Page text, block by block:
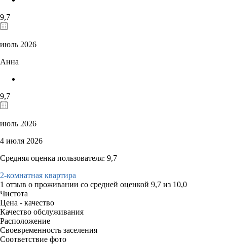
9,7
июль 2026
Анна
9,7
июль 2026
4 июля 2026
Средняя оценка пользователя: 9,7
2-комнатная квартира
1 отзыв о проживании со средней оценкой 9,7 из 10,0
Чистота
Цена - качество
Качество обслуживания
Расположение
Своевременность заселения
Соответствие фото